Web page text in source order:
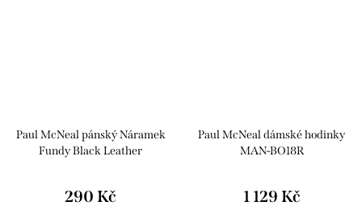
Paul McNeal pánský Náramek
Fundy Black Leather
290 Kč
Paul McNeal dámské hodinky
MAN-BO18R
1 129 Kč